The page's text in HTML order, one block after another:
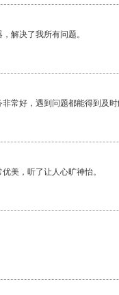
解决了我所有问题。
常好，遇到问题都能得到及时
美，听了让人心旷神怡。